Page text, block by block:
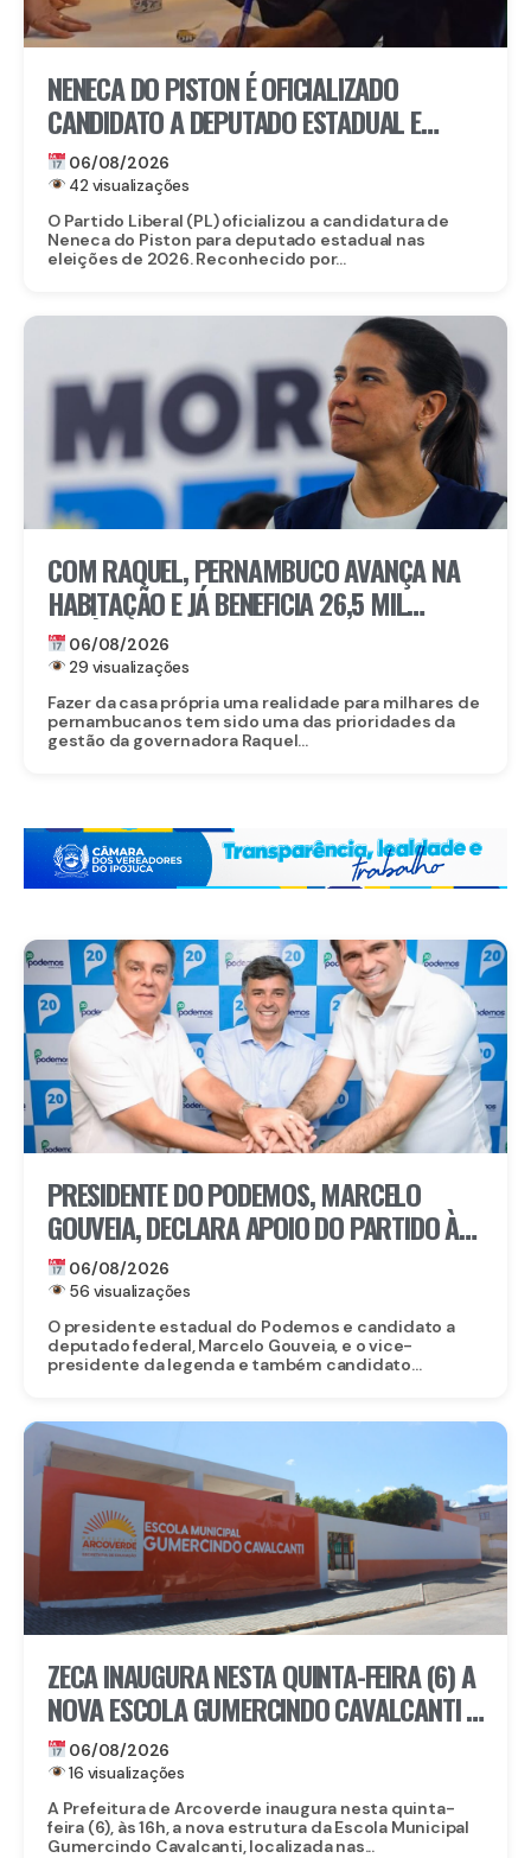
NENECA DO PISTON É OFICIALIZADO
CANDIDATO A DEPUTADO ESTADUAL E
FORTALECE CHAPA DO PL EM
PERNAMBUCO
06/08/2026
42 visualizações
O Partido Liberal (PL) oficializou a candidatura de
Neneca do Piston para deputado estadual nas
eleições de 2026. Reconhecido por...
COM RAQUEL, PERNAMBUCO AVANÇA NA
HABITAÇÃO E JÁ BENEFICIA 26,5 MIL
FAMÍLIAS COM O MORAR BEM – ENTRADA
GARANTIDA
06/08/2026
29 visualizações
Fazer da casa própria uma realidade para milhares de
pernambucanos tem sido uma das prioridades da
gestão da governadora Raquel...
PRESIDENTE DO PODEMOS, MARCELO
GOUVEIA, DECLARA APOIO DO PARTIDO À
CANDIDATURA DE EDUARDO DA FONTE AO
SENADO
06/08/2026
56 visualizações
O presidente estadual do Podemos e candidato a
deputado federal, Marcelo Gouveia, e o vice-
presidente da legenda e também candidato...
ZECA INAUGURA NESTA QUINTA-FEIRA (6) A
NOVA ESCOLA GUMERCINDO CAVALCANTI E
AUTORIZA OBRAS DE CALÇAMENTO EM
ARCOVERDE
06/08/2026
16 visualizações
A Prefeitura de Arcoverde inaugura nesta quinta-
feira (6), às 16h, a nova estrutura da Escola Municipal
Gumercindo Cavalcanti, localizada nas...